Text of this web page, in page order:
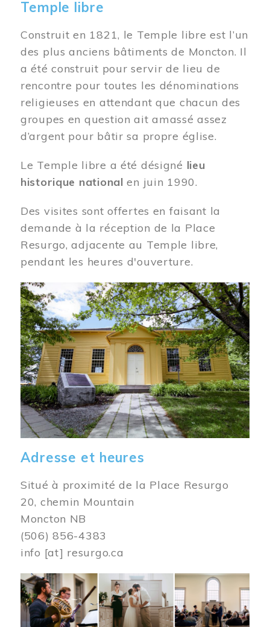
Temple libre
Construit en 1821, le Temple libre est l’un
des plus anciens bâtiments de Moncton. Il
a été construit pour servir de lieu de
rencontre pour toutes les dénominations
religieuses en attendant que chacun des
groupes en question ait amassé assez
d’argent pour bâtir sa propre église.
Le Temple libre a été désigné lieu
historique national en juin 1990.
Des visites sont offertes en faisant la
demande à la réception de la Place
Resurgo, adjacente au Temple libre,
pendant les heures d'ouverture.
Image
Adresse et heures
Situé à proximité de la Place Resurgo
20, chemin Mountain
Moncton NB
(506) 856-4383
info [at] resurgo.ca
Image